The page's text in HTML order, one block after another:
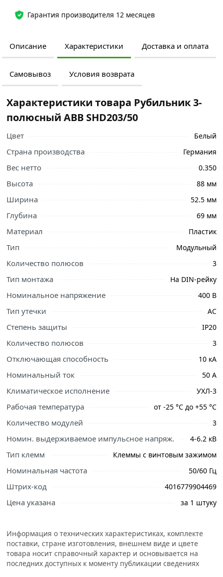
Гарантия производителя 12 месяцев
Описание Характеристики Доставка и оплата
Самовывоз Условия возврата
Ознакомьтесь с подробными характеристиками,
правильный выбор и заказать онлайн. Наши
профессиональные менеджеры обработают заказ и
свяжутся с Вами для согласования условий доставки
Условия доставки и цены на товар Рубильник 3-
комплектующиедействительны в Москве и области.
Характеристики товара Рубильник 3-
полюсный ABB SHD203/50
Цвет Белый
Страна производства Германия
Вес нетто 0.350
Высота 88 мм
Ширина 52.5 мм
Глубина 69 мм
Материал Пластик
Тип Модульный
Количество полюсов 3
Тип монтажа На DIN-рейку
Номинальное напряжение 400 В
Тип утечки АС
Степень защиты IP20
Количество полюсов 3
Отключающая способность 10 кА
Номинальный ток 50 А
Климатическое исполнение УХЛ-3
Рабочая температура от -25 °C до +55 °C
Количество модулей 3
Номин. выдерживаемое импульсное напряж. 4-6.2 кВ
Тип клемм Клеммы с винтовым зажимом
Номинальная частота 50/60 Гц
Штрих-код 4016779904469
Цена указана за 1 штуку
Информация о технических характеристиках, комплекте
поставки, стране изготовления, внешнем виде и цвете
товара носит справочный характер и основывается на
последних доступных к моменту публикации сведениях